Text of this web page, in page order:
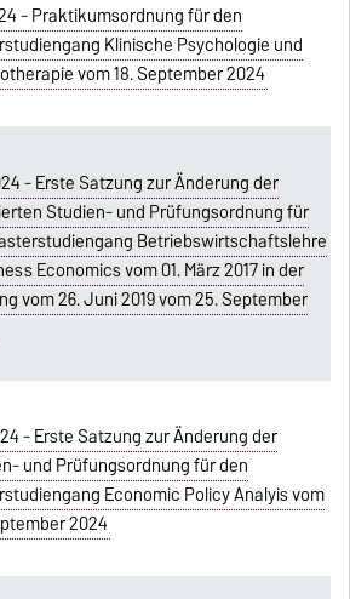
- Praktikumsordnung für den
Klinische Psychologie und
vom 18. September 2024
- Erste Satzung zur Änderung der
Studien- und Prüfungsordnung für
Betriebswirtschaftslehre
Economics vom 01. März 2017 in der
vom 26. Juni 2019 vom 25. September
- Erste Satzung zur Änderung der
und Prüfungsordnung für den
Economic Policy Analyis vom
2024